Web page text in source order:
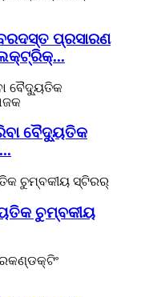
ପ୍ରସାରଣ
ବୈଦ୍ୟୁତିକ
ଚୁମ୍ବକୀୟ